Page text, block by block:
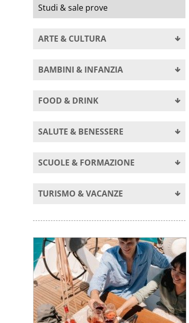
Studi & sale prove
ARTE & CULTURA
BAMBINI & INFANZIA
FOOD & DRINK
SALUTE & BENESSERE
SCUOLE & FORMAZIONE
TURISMO & VACANZE